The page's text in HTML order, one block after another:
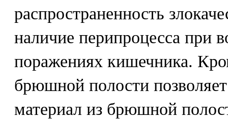
распространенность
наличие перипроцесса при
поражениях кишечника.
брюшной полости
материал из брюшной